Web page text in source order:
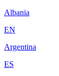
Albania
EN
Argentina
ES